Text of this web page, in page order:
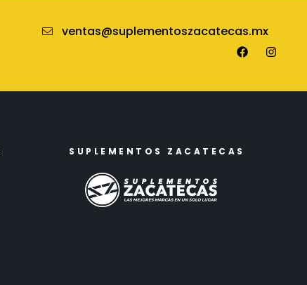
ventas@suplementoszacatecas.mx
SUPLEMENTOS ZACATECAS